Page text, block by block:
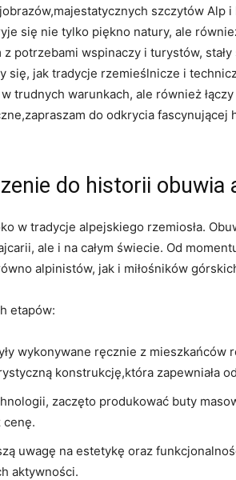
szczytów Alp
się nie tylko piękno natury, ale
potrzebami⁢ wspinaczy⁢ i turystów,
jak tradycje rzemieślnicze i
trudnych⁣ warunkach, ale również
do odkrycia
do historii obuwia
w tradycje alpejskiego rzemiosła.⁤
ale‍ i ‍na całym świecie. Od
alpinistów, jak i miłośników
etapów:
wykonywane ręcznie z
konstrukcję,która ⁢zapewniała
zaczęto​ produkować buty
cenę.
⁢uwagę na estetykę oraz
aktywności.